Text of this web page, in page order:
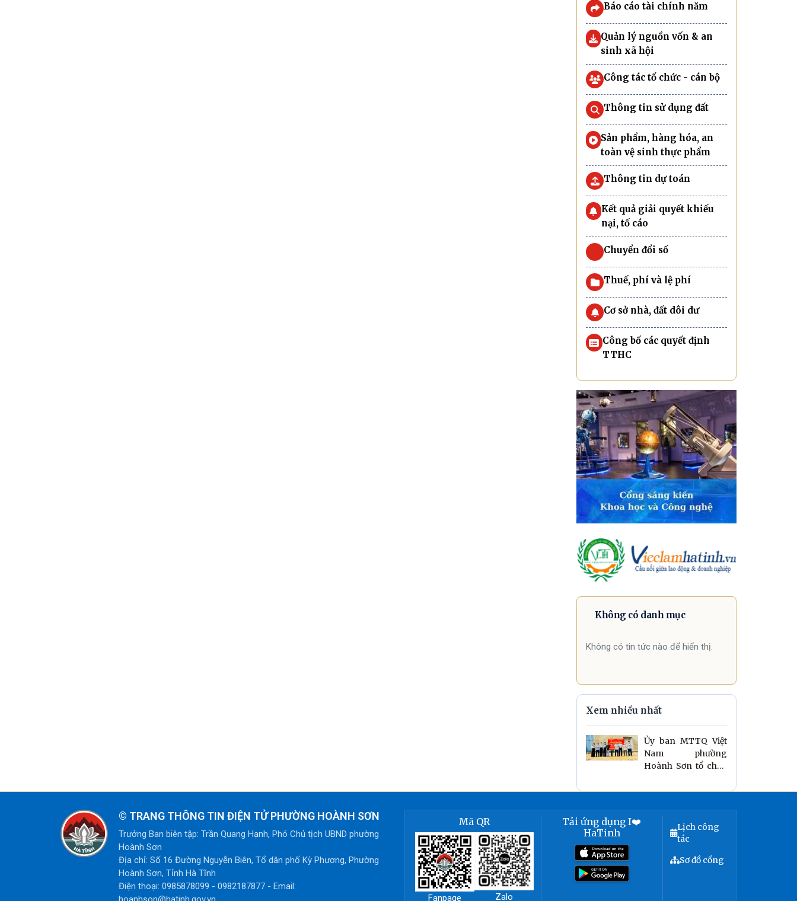
Báo cáo tài chính năm
Quản lý nguồn vốn & an
sinh xã hội
Công tác tổ chức - cán bộ
Thông tin sử dụng đất
Sản phẩm, hàng hóa, an
toàn vệ sinh thực phẩm
Thông tin dự toán
Kết quả giải quyết khiếu
nại, tố cáo
Chuyển đổi số
Thuế, phí và lệ phí
Cơ sở nhà, đất dôi dư
Công bố các quyết định
TTHC
Không có danh mục
Không có tin tức nào để hiển thị.
Xem nhiều nhất
Ủy ban MTTQ Việt
Nam phường
Hoành Sơn tổ chức
dựng nhà ở cho hộ
nghèo, hộ có hoàn
cảnh khó khăn năm
© TRANG THÔNG TIN ĐIỆN TỬ PHƯỜNG HOÀNH SƠN
Trưởng Ban biên tập: Trần Quang Hạnh, Phó Chủ tịch UBND phường
Hoành Sơn
Địa chỉ: Số 16 Đường Nguyễn Biên, Tổ dân phố Kỳ Phương, Phường
Hoành Sơn, Tỉnh Hà Tĩnh
Điện thoại: 0985878099 - 0982187877 - Email:
Mã QR
Fanpage Zalo
Tải ứng dụng I❤️
HaTinh
Lịch công
tác
Sơ đồ cổng